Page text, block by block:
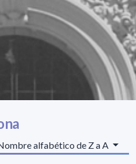
alfabético de Z a A